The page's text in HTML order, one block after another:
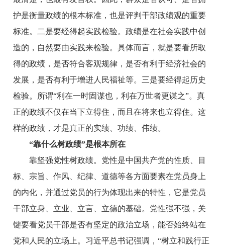
护是衡量政绩的根本标准，也是评判干部政绩观的重要
标准。二是要经得起实践检验。政绩是在社会实践中创
造的，自然要由实践来检验。具体而言，就是要看所取
得的政绩，是否符合客观规律，是否有利于经济社会的
发展，是否有利于增进人民福祉等。三是要经得起历史
检验。所谓“利在一时固谋也，利在万世者更谋之”。真
正的政绩不仅在当下立得住，而且在将来也立得住。这
样的政绩，才是真正的实绩、功绩、伟绩。
“靠什么树政绩”是根本所在
靠坚强党性树政绩。党性是中国共产党的性质、目
标、宗旨、作风、纪律、道德等各方面要素在党员身上
的内化，并通过党员的行为体现出来的特性，它是党员
干部立身、立业、立言、立德的基础。党性强不强，关
键要看党员干部是否有坚定的政治立场，能否始终站在
党和人民的立场上。习近平总书记强调，“树立和践行正